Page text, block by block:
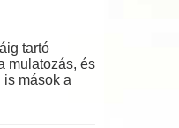
tartó
mulatozás, és
is mások a